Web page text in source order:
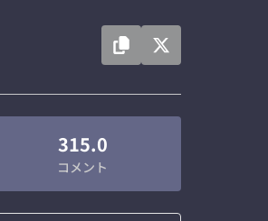
315.0
コメント